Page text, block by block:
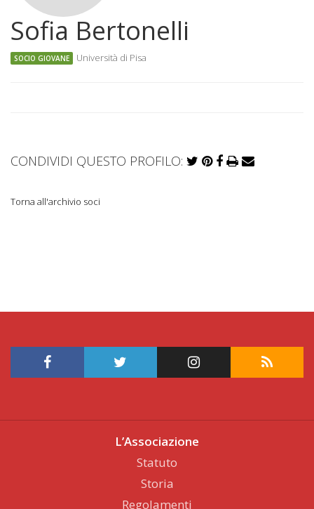
Sofia Bertonelli
SOCIO GIOVANE Università di Pisa
CONDIVIDI QUESTO PROFILO:
Torna all'archivio soci
L’Associazione
Statuto
Storia
Regolamenti